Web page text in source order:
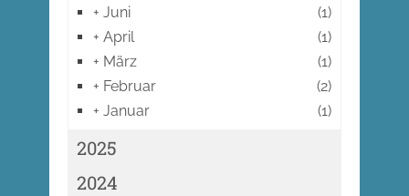
+ Juni
(1)
+ April
(1)
+ März
(1)
+ Februar
(2)
+ Januar (1)
2025
2024